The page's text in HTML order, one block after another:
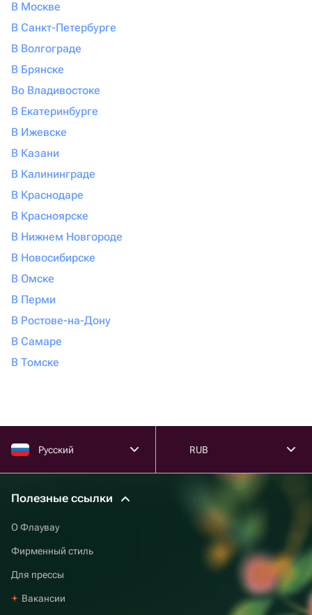
В Москве
В Санкт-Петербурге
В Волгограде
В Брянске
Во Владивостоке
В Екатеринбурге
В Ижевске
В Казани
В Калининграде
В Краснодаре
В Красноярске
В Нижнем Новгороде
В Новосибирске
В Омске
В Перми
В Ростове-на-Дону
В Самаре
В Томске
Русский RUB
Полезные ссылки
О Флаувау
Фирменный стиль
Для прессы
Вакансии